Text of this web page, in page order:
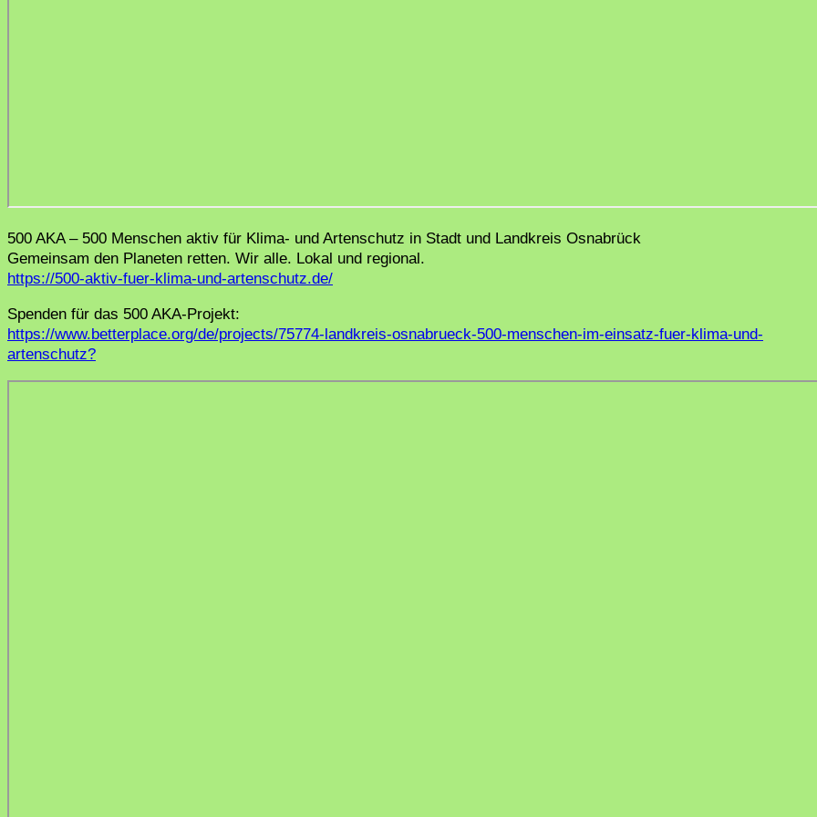
500 AKA – 500 Menschen aktiv für Klima- und Artenschutz in Stadt und Landkreis Osnabrück
Gemeinsam den Planeten retten. Wir alle. Lokal und regional.
https://500-aktiv-fuer-klima-und-artenschutz.de/
Spenden für das 500 AKA-Projekt:
https://www.betterplace.org/de/projects/75774-landkreis-osnabrueck-500-menschen-im-einsatz-fuer-klima-und-
artenschutz?